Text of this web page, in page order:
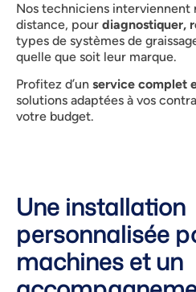
Nos techniciens interviennent
distance, pour diagnostiquer,
types de systèmes de
quelle que soit leur marque.
Profitez d’un service complet
solutions adaptées à vos
votre budget.
Une installation
personnalisée
machines et un